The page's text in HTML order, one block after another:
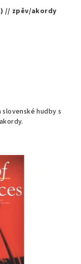
// zpěv/akordy
slovenské hudby s